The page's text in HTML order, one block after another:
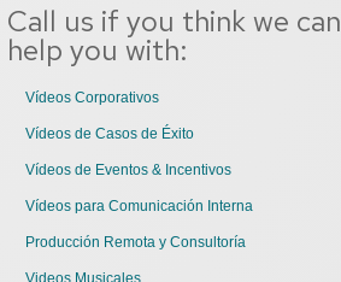
Call us if you think we can
help you with:
Vídeos Corporativos
Vídeos de Casos de Éxito
Vídeos de Eventos & Incentivos
Vídeos para Comunicación Interna
Producción Remota y Consultoría
Videos Musicales